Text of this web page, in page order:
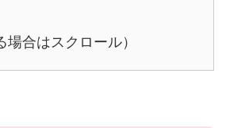
場合はスクロール）